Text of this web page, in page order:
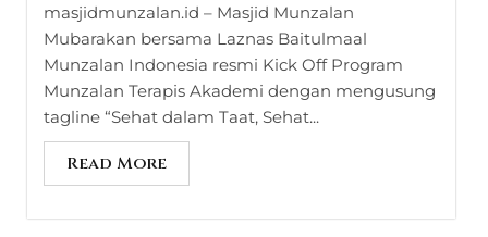
masjidmunzalan.id – Masjid Munzalan
Mubarakan bersama Laznas Baitulmaal
Munzalan Indonesia resmi Kick Off Program
Munzalan Terapis Akademi dengan mengusung
tagline “Sehat dalam Taat, Sehat...
Read More